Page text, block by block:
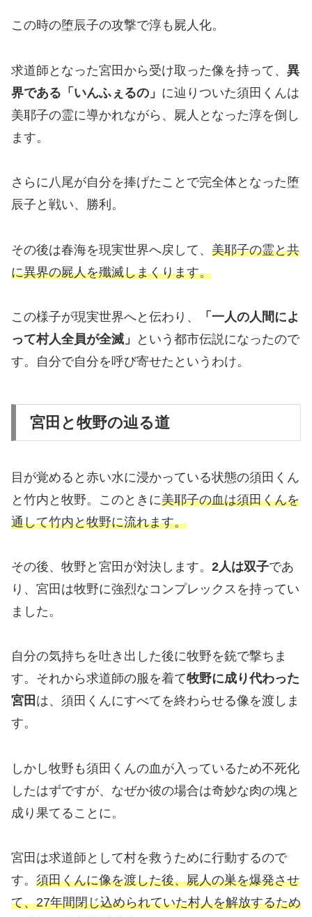
この時の堕辰子の攻撃で淳も屍人化。
求道師となった宮田から受け取った像を持って、 異
界である「いんふぇるの」 に辿りついた須田くんは
美耶子の霊に導かれながら、屍人となった淳を倒し
ます。
さらに八尾が自分を捧げたことで完全体となった堕
辰子と戦い、勝利。
その後は春海を現実世界へ戻して、 美耶子の霊と共
に異界の屍人を殲滅しまくります。
この様子が現実世界へと伝わり、
「一人の人間によ
って村人全員が全滅」
という都市伝説になったので
す。自分で自分を呼び寄せたというわけ。
宮田と牧野の辿る道
目が覚めると赤い水に浸かっている状態の須田くん
と竹内と牧野。このときに美耶子の血は須田くんを
通して竹内と牧野に流れます。
その後、牧野と宮田が対決します。 2人は双子であ
り、宮田は牧野に強烈なコンプレックスを持ってい
ました。
自分の気持ちを吐き出した後に牧野を銃で撃ちま
す。それから求道師の服を着て牧野に成り代わった
宮田 は、須田くんにすべてを終わらせる像を渡しま
す。
しかし牧野も須田くんの血が入っているため不死化
したはずですが、なぜか彼の場合は奇妙な肉の塊と
成り果てることに。
宮田は求道師として村を救うために行動するので
す。 須田くんに像を渡した後、屍人の巣を爆発させ
て、27年間閉じ込められていた村人を解放するため